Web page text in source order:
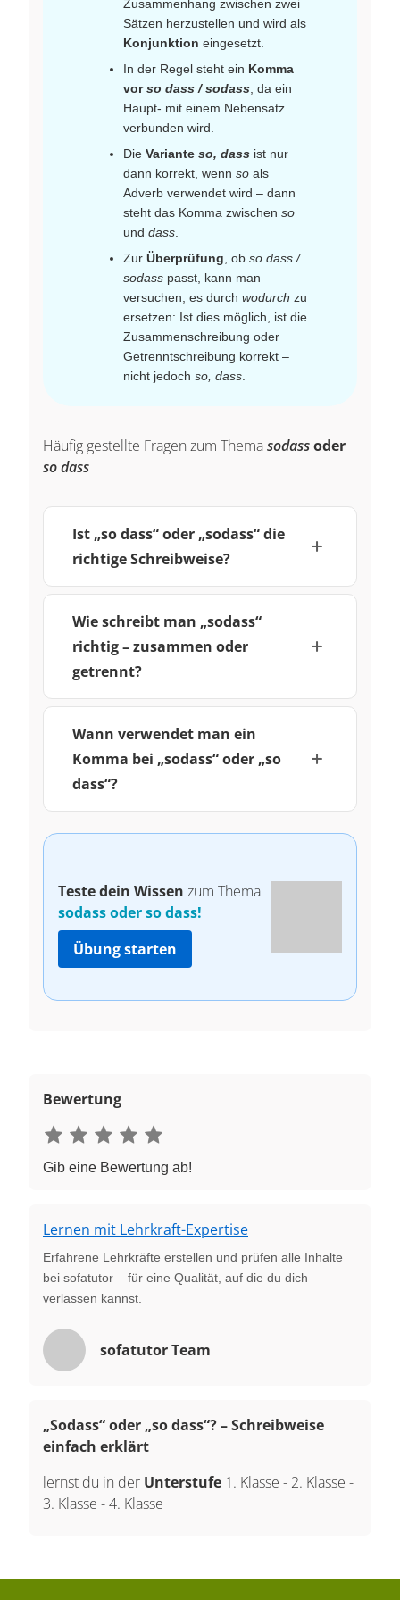
Zusammenhang zwischen zwei
Sätzen herzustellen und wird als
Konjunktion eingesetzt.
In der Regel steht ein Komma
vorso dass / sodass , da ein
Haupt- mit einem Nebensatz
verbunden wird.
Die Variante so, dass ist nur
dann korrekt, wenn so als
Adverb verwendet wird – dann
steht das Komma zwischen so
und dass
Zur Überprüfung , ob so dass /
sodass passt, kann man
versuchen, es durch wodurch zu
ersetzen: Ist dies möglich, ist die
Zusammenschreibung oder
Getrenntschreibung korrekt –
nicht jedoch so, dass
Häufig gestellte Fragen zum Themasodassoder
so dass
Ist „so dass“ oder „sodass“ die
richtige Schreibweise?
Wie schreibt man „sodass“
richtig – zusammen oder
getrennt?
Wann verwendet man ein
Komma bei „sodass“ oder „so
dass“?
Teste dein Wissen zum Thema
sodass oder so dass!
Übung starten
Bewertung
Gib eine Bewertung ab!
Lernen mit Lehrkraft-Expertise
Erfahrene Lehrkräfte erstellen und prüfen alle Inhalte
bei sofatutor – für eine Qualität, auf die du dich
verlassen kannst.
sofatutor Team
„Sodass“ oder „so dass“? – Schreibweise
einfach erklärt
lernst du in der Unterstufe 1. Klasse - 2. Klasse -
3. Klasse -4. Klasse